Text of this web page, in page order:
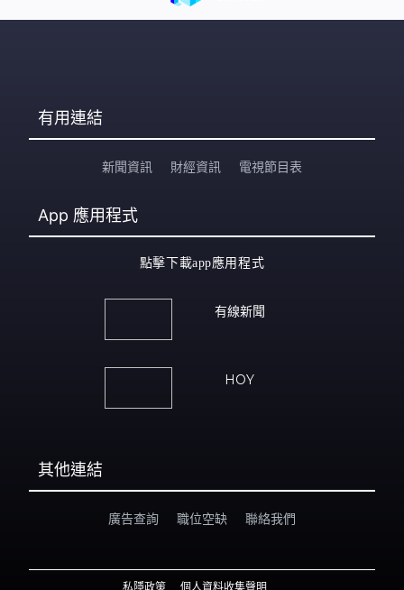
有用連結
新聞資訊 財經資訊 電視節目表
App 應用程式
點擊下載app應用程式
有線新聞
HOY
其他連結
廣告查詢 職位空缺 聯絡我們
私隱政策 個人資料收集聲明